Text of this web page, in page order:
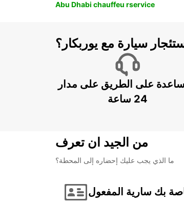
Abu Dhabi chauffeu rservice
سيارة مع يوربكار؟
على الطريق على مدار
24 ساعة
من الجيد ان تعرف
ما الذي يجب عليك إحضاره إلى المحطة؟
بك سارية المفعول